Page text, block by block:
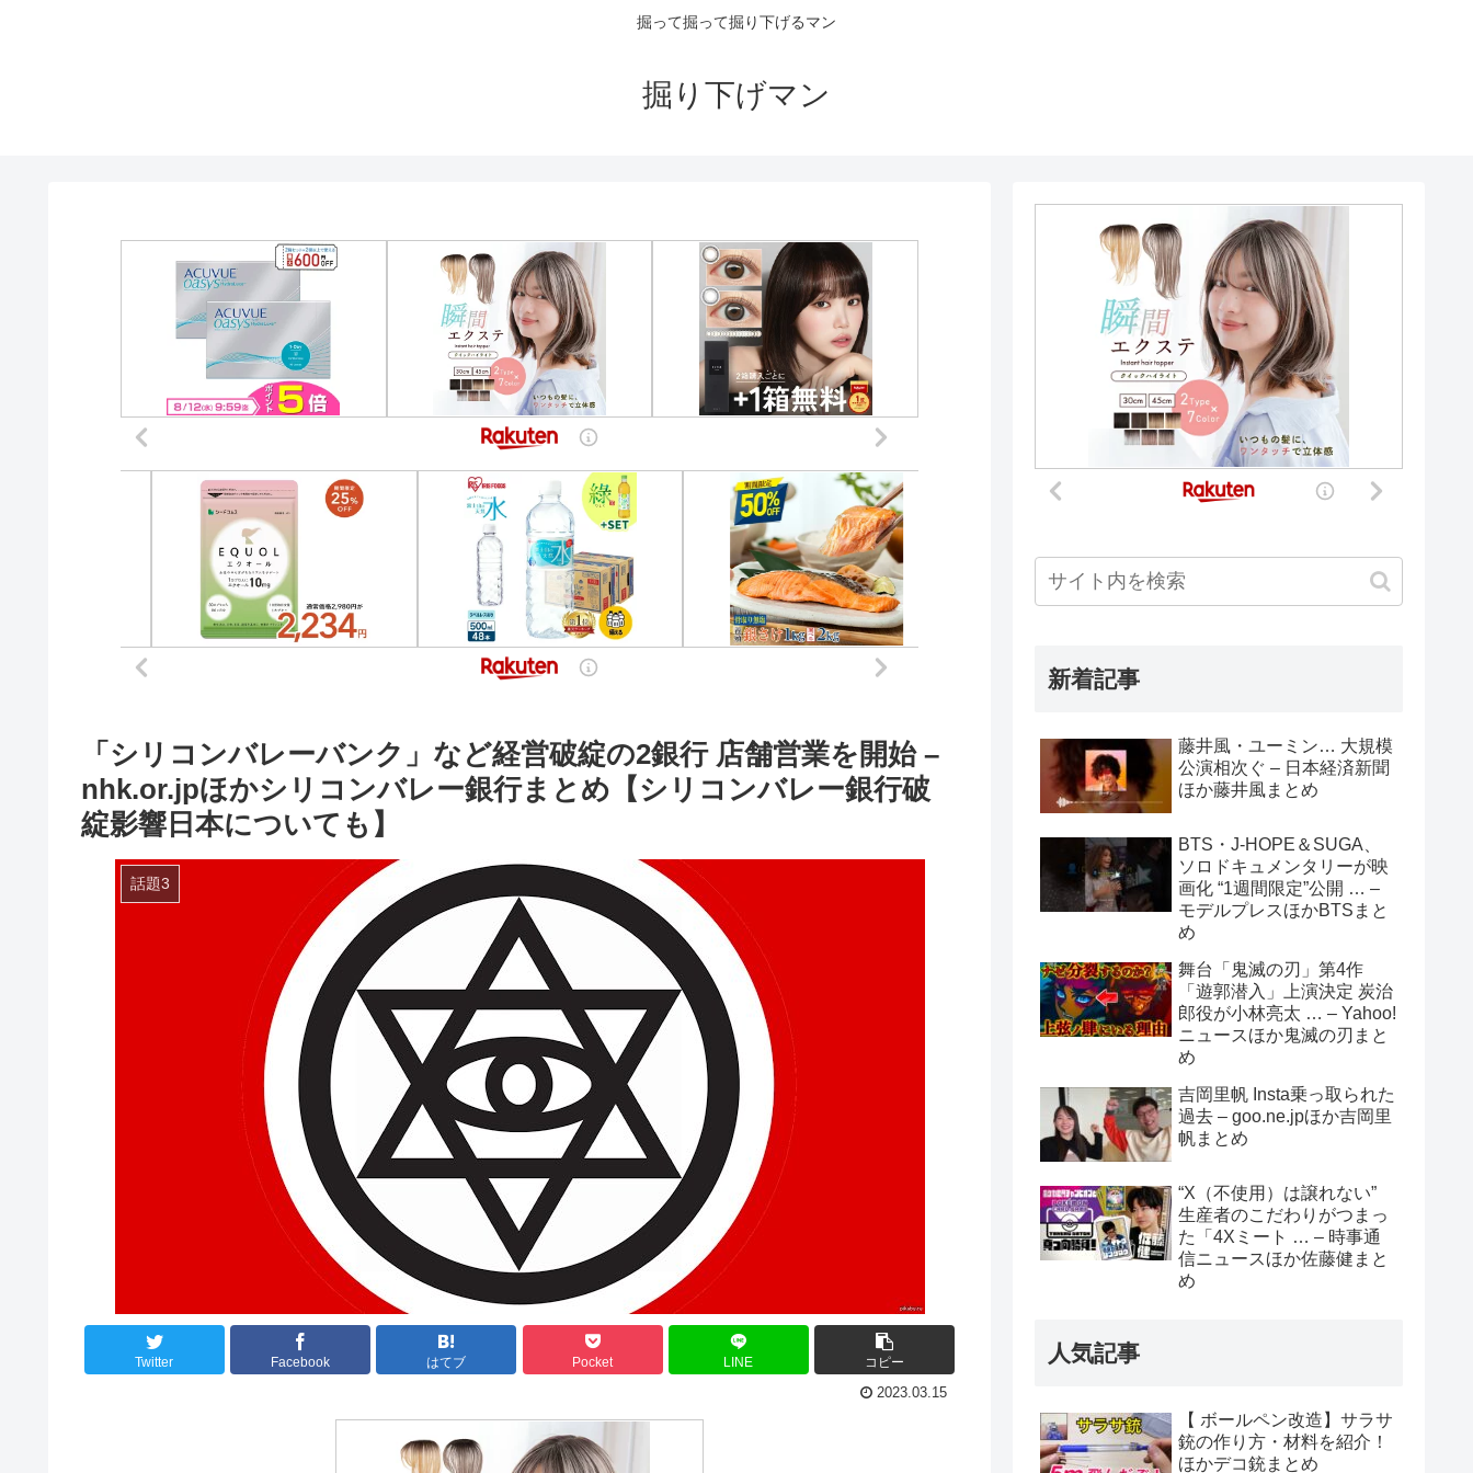
掘って掘って掘り下げるマン
掘り下げマン
「シリコンバレーバンク」など経営破綻の2銀行 店舗営業を開始 –
nhk.or.jpほかシリコンバレー銀行まとめ【シリコンバレー銀行破
綻影響日本についても】
話題3
Twitter Facebook はてブ Pocket LINE コピー
2023.03.15
新着記事
藤井風・ユーミン… 大規模
公演相次ぐ – 日本経済新聞
ほか藤井風まとめ
BTS・J-HOPE＆SUGA、
ソロドキュメンタリーが映
画化 “1週間限定”公開 … –
モデルプレスほかBTSまと
め
舞台「鬼滅の刃」第4作
「遊郭潜入」上演決定 炭治
郎役が小林亮太 … – Yahoo!
ニュースほか鬼滅の刃まと
め
吉岡里帆 Insta乗っ取られた
過去 – goo.ne.jpほか吉岡里
帆まとめ
“X（不使用）は譲れない”
生産者のこだわりがつまっ
た「4Xミート … – 時事通
信ニュースほか佐藤健まと
め
人気記事
【 ボールペン改造】サラサ
銃の作り方・材料を紹介！
ほかデコ銃まとめ